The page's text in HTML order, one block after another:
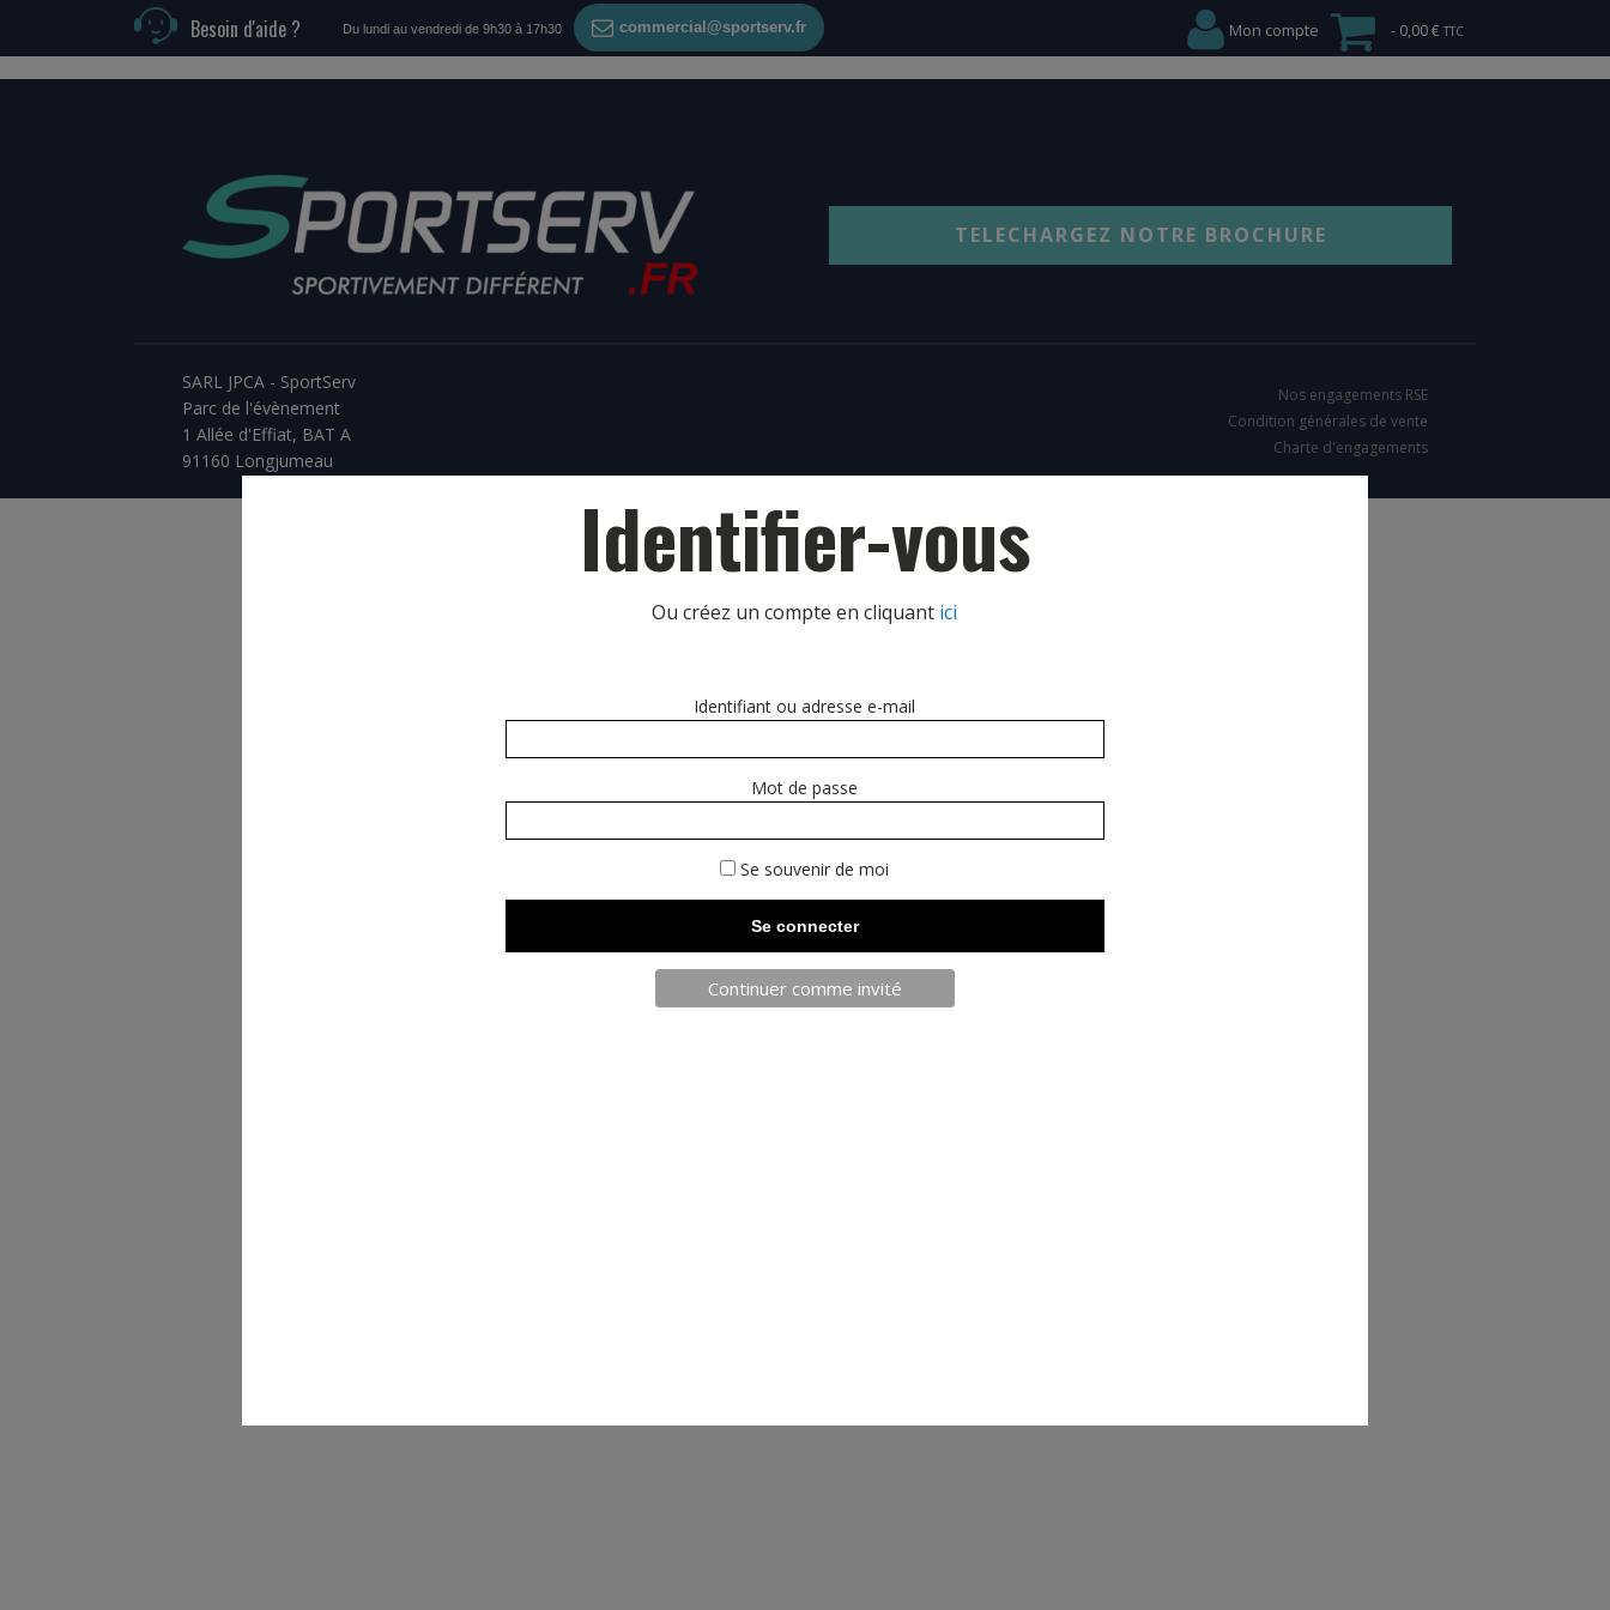
Besoin d'aide ? Du lundi au vendredi de 9h30 à 17h30 commercial@sportserv.fr Mon compte 0,00 €
TELECHARGEZ NOTRE BROCHURE
SARL JPCA - SportServ
Parc de l'évènement
1 Allée d'Effiat, BAT A
91160 Longjumeau
Nos engagements RSE
Condition générales de vente
Charte d'engagements
Identifier-vous
Ou créez un compte en cliquant ici
Identifiant ou adresse e-mail
Mot de passe
Se souvenir de moi
Continuer comme invité